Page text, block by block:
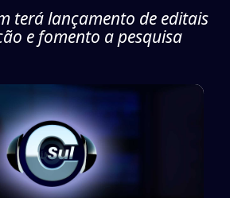
terá lançamento de editais
e fomento a pesquisa